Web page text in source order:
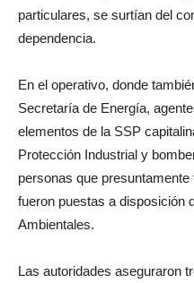
particulares, se surtían del
dependencia.
En el operativo, donde
Secretaría de Energía,
elementos de la SSP
Protección Industrial y
personas que
fueron puestas a disposición
Ambientales.
Las autoridades aseguraron